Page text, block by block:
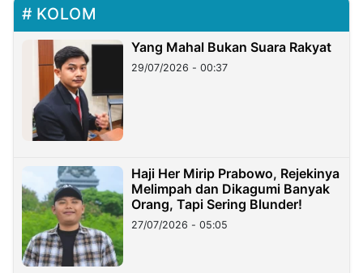
KOLOM
Yang Mahal Bukan Suara Rakyat
29/07/2026 - 00:37
Haji Her Mirip Prabowo, Rejekinya
Melimpah dan Dikagumi Banyak
Orang, Tapi Sering Blunder!
27/07/2026 - 05:05